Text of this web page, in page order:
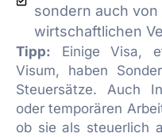
sondern auch
wirtschaftlichen
Tipp: Einige Visa,
Visum, haben
Steuersätze. Auch
oder temporären
ob sie als steuerlich